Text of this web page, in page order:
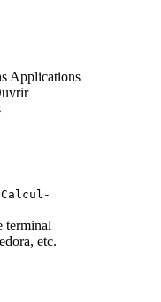
Applications
Calcul-
terminal
etc.